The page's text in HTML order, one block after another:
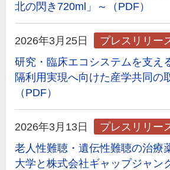
北の閃き720ml」～（PDF）
2026年3月25日
プレスリリー
研究・臨床エコシステムを支え
隔利用実現へ向けた産学共同の
（PDF）
2026年3月13日
プレスリリー
老人性難聴・遺伝性難聴の治
大学と株式会社ギャップジャン